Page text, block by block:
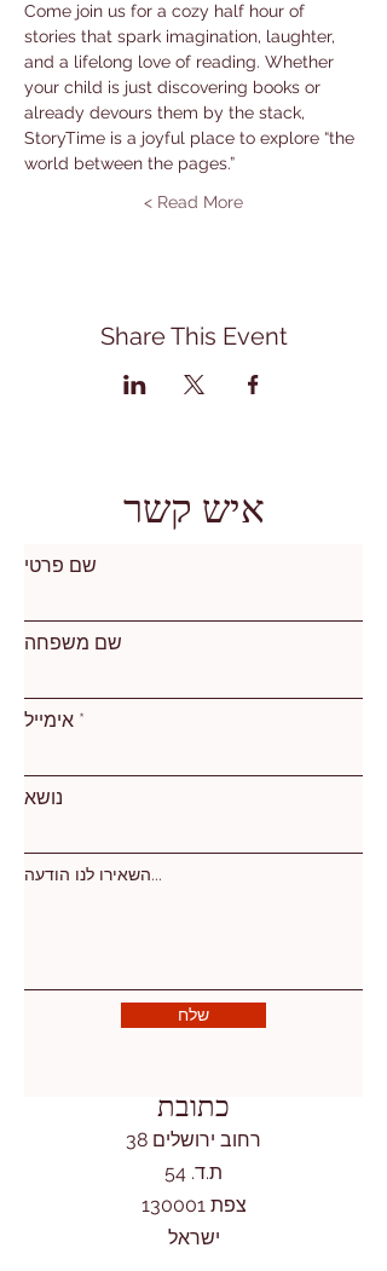
Come join us for a cozy half hour of
stories that spark imagination, laughter,
and a lifelong love of reading. Whether
your child is just discovering books or
already devours them by the stack,
StoryTime is a joyful place to explore “the
world between the pages.”
Read More >
Share This Event
איש קשר
שם פרטי
שם משפחה
אימייל
נושא
השאירו לנו הודעה...
שלח
כתובת
רחוב ירושלים 38
ת.ד. 54
צפת 130001
ישראל